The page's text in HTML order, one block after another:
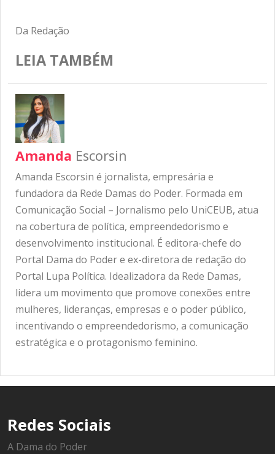
Da Redação
LEIA TAMBÉM
Amanda Escorsin
Amanda Escorsin é jornalista, empresária e
fundadora da Rede Damas do Poder. Formada em
Comunicação Social – Jornalismo pelo UniCEUB, atua
na cobertura de política, empreendedorismo e
desenvolvimento institucional. É editora-chefe do
Portal Dama do Poder e ex-diretora de redação do
Portal Lupa Política. Idealizadora da Rede Damas,
lidera um movimento que promove conexões entre
mulheres, lideranças, empresas e o poder público,
incentivando o empreendedorismo, a comunicação
estratégica e o protagonismo feminino.
Redes Sociais
A Dama do Poder